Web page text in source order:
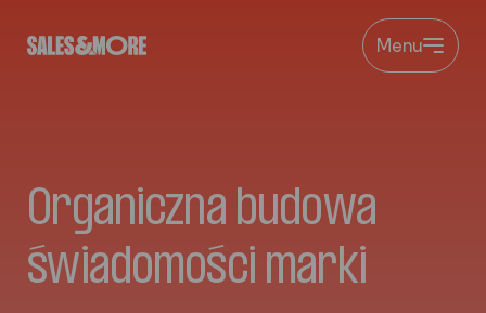
Menu
Organiczna budowa
świadomości marki